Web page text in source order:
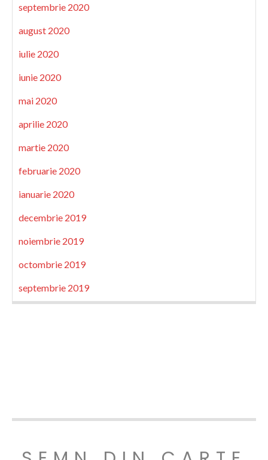
septembrie 2020
august 2020
iulie 2020
iunie 2020
mai 2020
aprilie 2020
martie 2020
februarie 2020
ianuarie 2020
decembrie 2019
noiembrie 2019
octombrie 2019
septembrie 2019